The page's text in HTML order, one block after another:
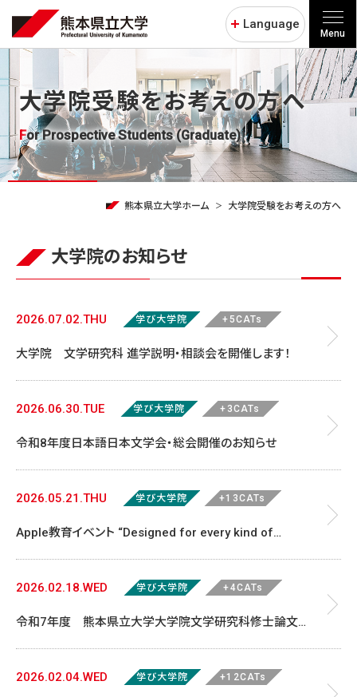
Language
Menu
大学院受験をお考えの方へ
For Prospective Students (Graduate)
熊本県立大学ホーム 大学院受験をお考えの方へ
大学院のお知らせ
大学院 文学研究科 進学説明・相談会を開催します！
2026.07.02.THU 学び大学院 +5CATs
令和8年度日本語日本文学会・総会開催のお知らせ
2026.06.30.TUE 学び大学院 +3CATs
Apple教育イベント “Designed for every kind of
2026.05.21.THU 学び大学院 +13CATs
令和7年度 熊本県立大学大学院文学研究科修士論文要
2026.02.18.WED 学び大学院 +4CATs
2026.02.04.WED 学び大学院 +12CATs